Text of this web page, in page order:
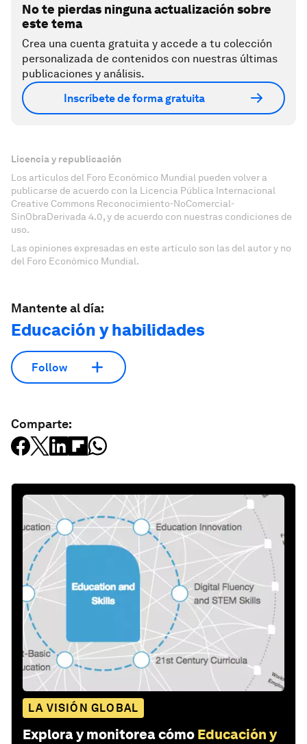
No te pierdas ninguna actualización sobre
este tema
Crea una cuenta gratuita y accede a tu colección
personalizada de contenidos con nuestras últimas
publicaciones y análisis.
Inscríbete de forma gratuita
Licencia y republicación
Los artículos del Foro Económico Mundial pueden volver a
publicarse de acuerdo con la Licencia Pública Internacional
Creative Commons Reconocimiento-NoComercial-
SinObraDerivada 4.0, y de acuerdo con nuestras condiciones de
uso.
Las opiniones expresadas en este artículo son las del autor y no
del Foro Económico Mundial.
Mantente al día:
Educación y habilidades
Follow
Comparte:
LA VISIÓN GLOBAL
Explora y monitorea cómo Educación y